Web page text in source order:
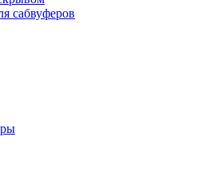
сабвуферов